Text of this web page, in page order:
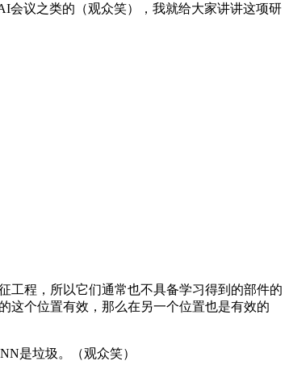
议之类的（观众笑），我就给大家讲讲这项研
程，所以它们通常也不具备学习得到的部件的
这个位置有效，那么在另一个位置也是有效的
是垃圾。（观众笑）